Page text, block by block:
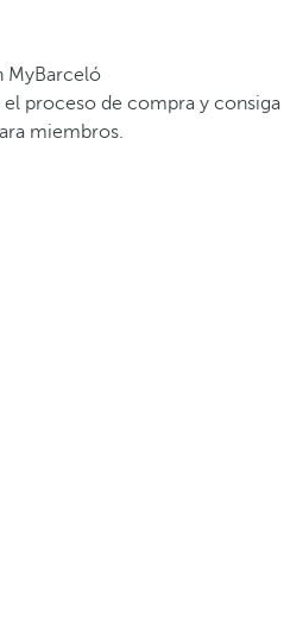
MyBarceló
el proceso de compra y consiga
miembros.